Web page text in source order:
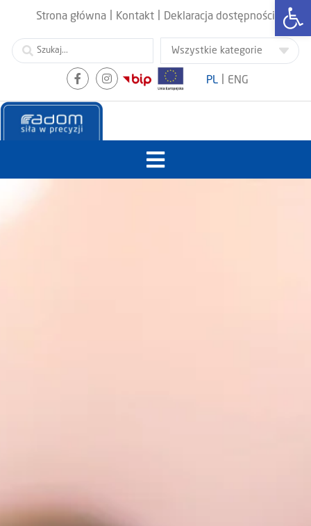
Strona główna Kontakt Deklaracja dostępności
PL ENG